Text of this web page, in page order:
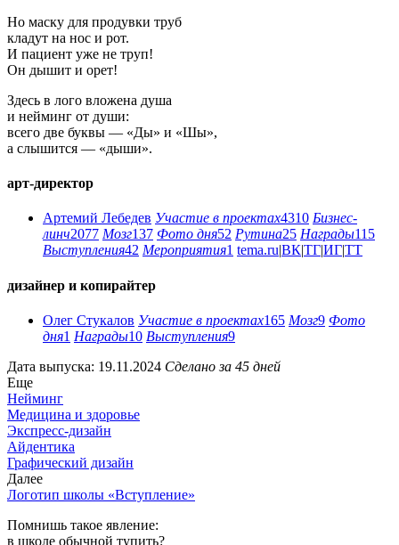
Но маску для продувки труб
кладут на нос и рот.
И пациент уже не труп!
Он дышит и орет!
Здесь в лого вложена душа
и нейминг от души:
всего две буквы — «Ды» и «Шы»,
а слышится — «дыши».
арт-директор
Артемий Лебедев Участие в проектах4310 Бизнес-
линч2077 Мозг137 Фото дня52 Рутина25 Награды115
Выступления42 Мероприятия1 tema.ru|ВК|ТГ|ИГ|ТТ
дизайнер и копирайтер
Олег Стукалов Участие в проектах165 Мозг9 Фото
дня1 Награды10 Выступления9
Дата выпуска: 19.11.2024 Сделано за 45 дней
Еще
Нейминг
Медицина и здоровье
Экспресс-дизайн
Айдентика
Графический дизайн
Далее
Логотип школы «Вступление»
Помнишь такое явление:
в школе обычной тупить?